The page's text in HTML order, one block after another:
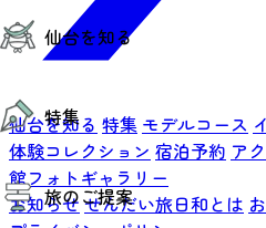
仙台夜時間
モデルコース
エリアガイド
お得なチケット
仙台を知る
エリアガイド
復興に向けて
仙台観光PR動画ライブラ
仙台から行く東北周遊旅
伝統的工芸品
特集
特集
夜時間トピックス
旅のご提案
仙台を知る 特集 モデルコース
体験コレクション 宿泊予約 ア
館フォトギャラリー
お知らせ せんだい旅日和とは